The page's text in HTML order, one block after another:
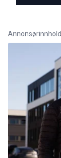
Annonsørinnhold